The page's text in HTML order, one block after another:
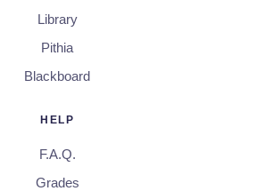
Library
Pithia
Blackboard
HELP
F.A.Q.
Grades